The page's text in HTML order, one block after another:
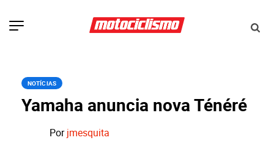
NOTÍCIAS
Yamaha anuncia nova Ténéré
Porjmesquita